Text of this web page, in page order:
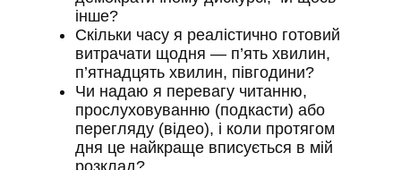
інше?
Скільки часу я реалістично готовий
витрачати щодня — п’ять хвилин,
п’ятнадцять хвилин, півгодини?
Чи надаю я перевагу читанню,
прослуховуванню (подкасти) або
перегляду (відео), і коли протягом
дня це найкраще вписується в мій
розклад?